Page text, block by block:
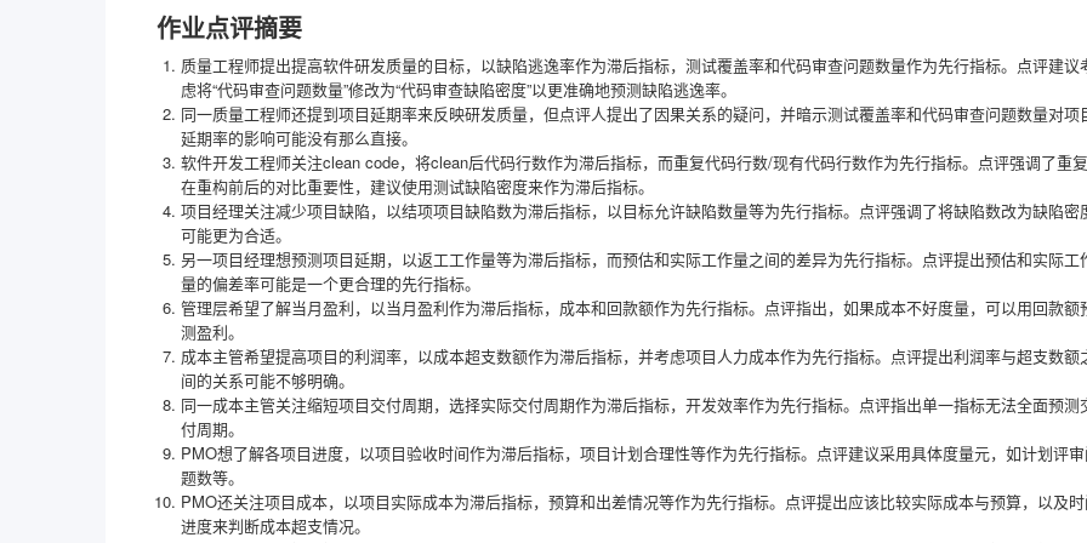
作业点评摘要
质量工程师提出提高软件研发质量的目标，以缺陷逃逸率作为滞后指标，测试覆盖率和代码审查问题数量作为先行指标。点评建议
虑将“代码审查问题数量”修改为“代码审查缺陷密度”以更准确地预测缺陷逃逸率。
同一质量工程师还提到项目延期率来反映研发质量，但点评人提出了因果关系的疑问，并暗示测试覆盖率和代码审查问题数量对项
延期率的影响可能没有那么直接。
软件开发工程师关注clean code，将clean后代码行数作为滞后指标，而重复代码行数/现有代码行数作为先行指标。点评强调了重
在重构前后的对比重要性，建议使用测试缺陷密度来作为滞后指标。
项目经理关注减少项目缺陷，以结项项目缺陷数为滞后指标，以目标允许缺陷数量等为先行指标。点评强调了将缺陷数改为缺陷密
可能更为合适。
另一项目经理想预测项目延期，以返工工作量等为滞后指标，而预估和实际工作量之间的差异为先行指标。点评提出预估和实际工
量的偏差率可能是一个更合理的先行指标。
管理层希望了解当月盈利，以当月盈利作为滞后指标，成本和回款额作为先行指标。点评指出，如果成本不好度量，可以用回款额
测盈利。
成本主管希望提高项目的利润率，以成本超支数额作为滞后指标，并考虑项目人力成本作为先行指标。点评提出利润率与超支数额
间的关系可能不够明确。
同一成本主管关注缩短项目交付周期，选择实际交付周期作为滞后指标，开发效率作为先行指标。点评指出单一指标无法全面预测
付周期。
PMO想了解各项目进度，以项目验收时间作为滞后指标，项目计划合理性等作为先行指标。点评建议采用具体度量元，如计划评
题数等。
PMO还关注项目成本，以项目实际成本为滞后指标，预算和出差情况等作为先行指标。点评提出应该比较实际成本与预算，以及
进度来判断成本超支情况。